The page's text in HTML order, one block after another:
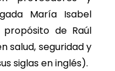
María Isabel
de Raúl
salud, seguridad y
siglas en inglés).